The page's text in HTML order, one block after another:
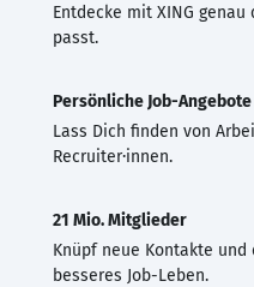
Entdecke mit XING
passt.
Persönliche Job-Angebote
Lass Dich finden von
Recruiter·innen.
21 Mio. Mitglieder
Knüpf neue Kontakte
besseres Job-Leben.